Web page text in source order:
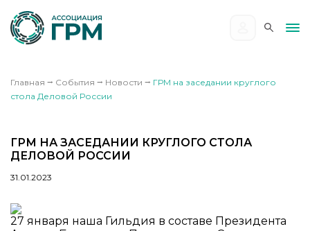
Главная ⭢ События ⭢ Новости ⭢ ГРМ на заседании круглого
стола Деловой России
ГРМ НА ЗАСЕДАНИИ КРУГЛОГО СТОЛА
ДЕЛОВОЙ РОССИИ
31.01.2023
27 января наша Гильдия в составе Президента